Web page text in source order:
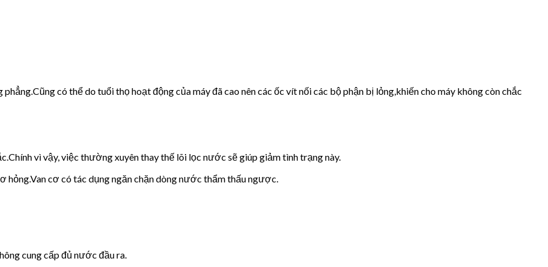
có thể do tuổi thọ hoạt động của máy đã cao nên các ốc vít nối các bộ phận bị lỏng,khiến cho máy không còn chắc
vì vậy, việc thường xuyên thay thế lõi lọc nước sẽ giúp giảm tình trạng này.
hỏng.Van cơ có tác dụng ngăn chặn dòng nước thẩm thấu ngược.
cung cấp đủ nước đầu ra.